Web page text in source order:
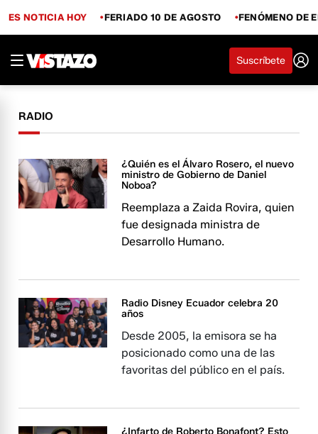
ES NOTICIA HOY FERIADO 10 DE AGOSTO FENÓMENO DE
Suscríbete
RADIO
¿Quién es el Álvaro Rosero, el nuevo
ministro de Gobierno de Daniel
Noboa?
Reemplaza a Zaida Rovira, quien
fue designada ministra de
Desarrollo Humano.
Radio Disney Ecuador celebra 20
años
Desde 2005, la emisora se ha
posicionado como una de las
favoritas del público en el país.
¿Infarto de Roberto Bonafont? Esto